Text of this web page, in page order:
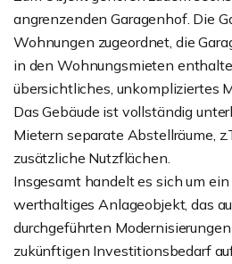
angrenzenden Garagenhof. Die
Wohnungen zugeordnet, die
in den Wohnungsmieten
übersichtliches, unkompliziertes
Das Gebäude ist vollständig
Mietern separate Abstellräume,
zusätzliche Nutzflächen.
Insgesamt handelt es sich um
werthaltiges Anlageobjekt, das
durchgeführten
zukünftigen Investitionsbedarf